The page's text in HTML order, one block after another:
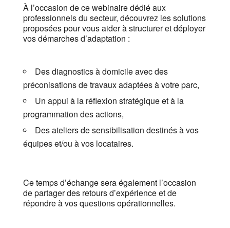
À l’occasion de ce webinaire dédié aux
professionnels du secteur, découvrez les solutions
proposées pour vous aider à structurer et déployer
vos démarches d’adaptation :
Des diagnostics à domicile avec des
préconisations de travaux adaptées à votre parc,
Un appui à la réflexion stratégique et à la
programmation des actions,
Des ateliers de sensibilisation destinés à vos
équipes et/ou à vos locataires.
Ce temps d’échange sera également l’occasion
de partager des retours d’expérience et de
répondre à vos questions opérationnelles.